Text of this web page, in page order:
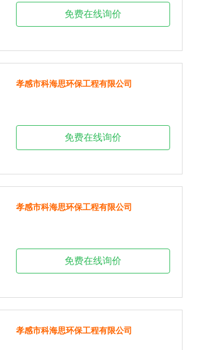
免费在线询价
孝感市科海思环保工程有限公司
免费在线询价
孝感市科海思环保工程有限公司
免费在线询价
孝感市科海思环保工程有限公司